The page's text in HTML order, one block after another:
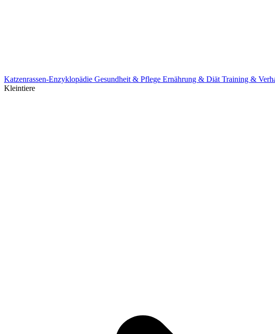
Katzenrassen-Enzyklopädie Gesundheit & Pflege Ernährung & Diät Training &
Kleintiere